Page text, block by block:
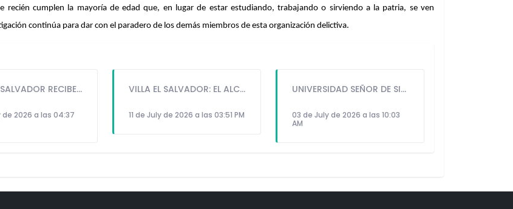
recién cumplen la mayoría de edad que, en lugar de estar estudiando, trabajando o sirviendo a la patria, se ven
continúa para dar con el paradero de los demás miembros de esta organización delictiva.
VILLA EL SALVADOR RECIBE A ANA CORREA PARA PRESENTAR LIBRO SOBRE MEMORIA, TEATRO Y RESISTENCIA DURANTE EL CONFLICTO ARMADO INTERNO.
de 2026 a las 04:37
VILLA EL SALVADOR: EL ALCALDE GUIDO IÑIGO PERALTA PRIORIZÓ CONCIERTO DE SOMOS PERÚ Y NO ASISTIÓ AL DESFILE ESCOLAR CÍVICO CULTURAL 2026
11 de July de 2026 a las 03:51 PM
UNIVERSIDAD SEÑOR DE SIPÁN PRESENTÓ ROBOT HUMANOIDE DE ÚLTIMA GENERACIÓN PARA FORTALECER LA INVESTIGACIÓN Y LA FORMACIÓN ACADÉMICA
03 de July de 2026 a las 10:03
AM